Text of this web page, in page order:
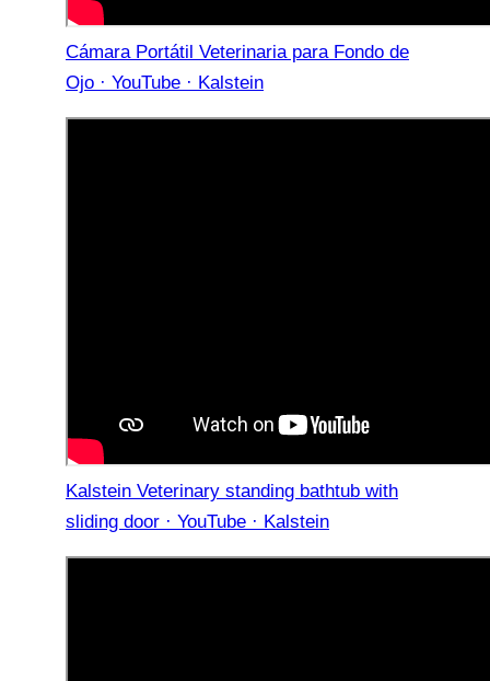
Cámara Portátil Veterinaria para Fondo de
Ojo · YouTube · Kalstein
Kalstein Veterinary standing bathtub with
sliding door · YouTube · Kalstein